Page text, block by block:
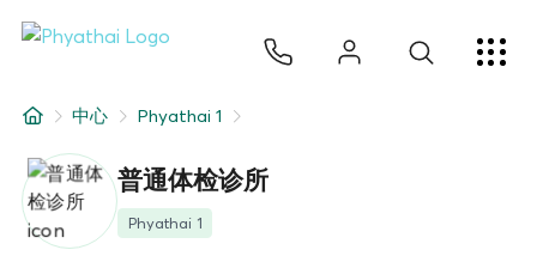
关于我们
中心 Phyathai 1
普通体检诊所
Phyathai 1